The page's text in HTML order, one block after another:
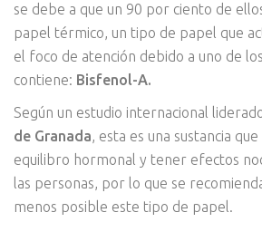
se debe a que un 90 por ciento de
papel térmico, un tipo de papel que
el foco de atención debido a uno de
contiene: Bisfenol-A.
Según un estudio internacional
de Granada, esta es una sustancia
equilibro hormonal y tener efectos
las personas, por lo que se
menos posible este tipo de papel.